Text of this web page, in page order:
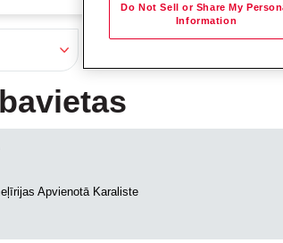
Apvienotā Karaliste
Do Not Sell or Share My
Information